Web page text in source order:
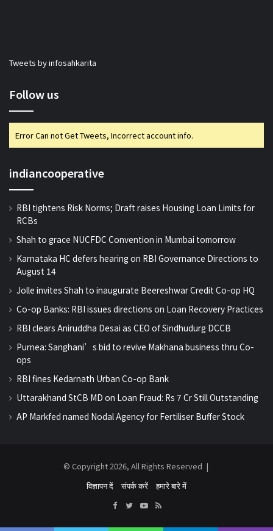
Tweets by infosahkarita
Follow us
Error Can not Get Tweets, Incorrect account info.
indiancooperative
RBI tightens Risk Norms; Draft raises Housing Loan Limits for
RCBs
Shah to grace NUCFDC Convention in Mumbai tomorrow
Karnataka HC defers hearing on RBI Governance Directions to
August 14
Jolle invites Shah to inaugurate Beereshwar Credit Co-op HQ
Co-op Banks: RBI issues directions on Loan Recovery Practices
RBI clears Aniruddha Desai as CEO of Sindhudurg DCCB
Purnea: Sanghani’s bid to revive Makhana business thru Co-
ops
RBI fines Kedarnath Urban Co-op Bank
Uttarakhand StCB MD on Loan Fraud: Rs 7 Cr Still Outstanding
AP Markfed named Nodal Agency for Fertiliser Buffer Stock
© Copyright 2026, All Rights Reserved |
विज्ञापन दें
संपर्क करें
हमारे बारे में
Facebook
TwitterYouTube
RSS